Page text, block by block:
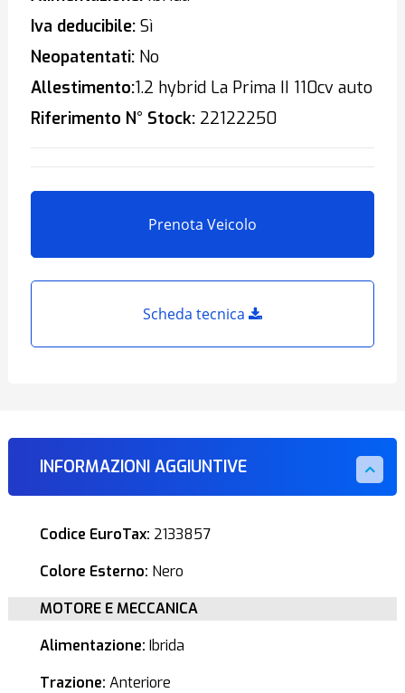
Iva deducibile:Sì
Neopatentati:No
Allestimento:1.2 hybrid La Prima II 110cv auto
Riferimento N° Stock:22122250
Prenota Veicolo
Scheda tecnica
INFORMAZIONI AGGIUNTIVE
Codice EuroTax: 2133857
Colore Esterno: Nero
MOTORE E MECCANICA
Alimentazione: Ibrida
Trazione: Anteriore